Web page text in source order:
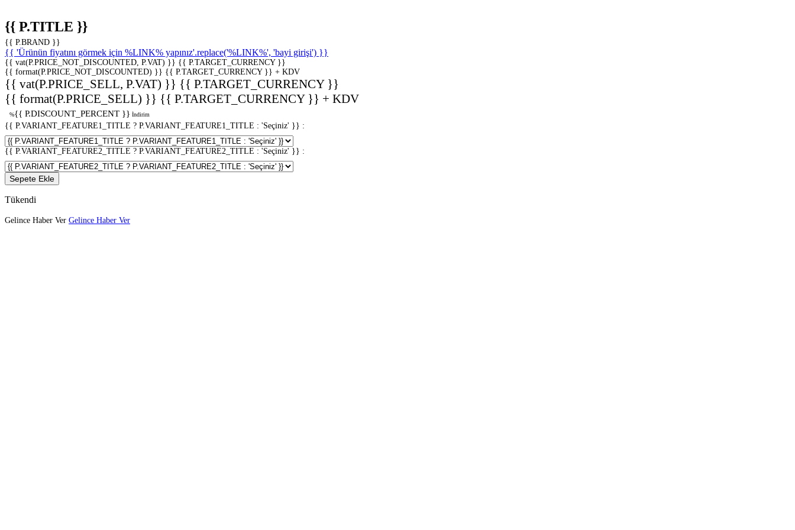
{{ P.TITLE }}
{{ P.BRAND }}
{{ 'Ürünün fiyatını görmek için %LINK% yapınız'.replace('%LINK%', 'bayi girişi') }}
{{ vat(P.PRICE_NOT_DISCOUNTED, P.VAT) }} {{ P.TARGET_CURRENCY }}
{{ format(P.PRICE_NOT_DISCOUNTED) }} {{ P.TARGET_CURRENCY }} + KDV
{{ vat(P.PRICE_SELL, P.VAT) }} {{ P.TARGET_CURRENCY }}
{{ format(P.PRICE_SELL) }} {{ P.TARGET_CURRENCY }} + KDV
%{{ P.DISCOUNT_PERCENT }} İndirim
{{ P.VARIANT_FEATURE1_TITLE ? P.VARIANT_FEATURE1_TITLE : 'Seçiniz' }} :
{{ P.VARIANT_FEATURE2_TITLE ? P.VARIANT_FEATURE2_TITLE : 'Seçiniz' }} :
Sepete Ekle
Tükendi
Gelince Haber Ver Gelince Haber Ver